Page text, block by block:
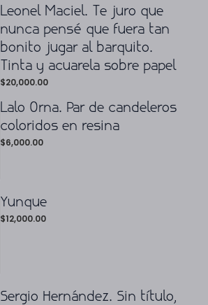
Leonel Maciel. Te juro que
nunca pensé que fuera tan
bonito jugar al barquito.
Tinta y acuarela sobre papel
$20,000.00
Lalo Orna. Par de candeleros
coloridos en resina
$6,000.00
Yunque
$12,000.00
Sergio Hernández. Sin título,